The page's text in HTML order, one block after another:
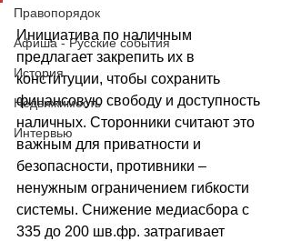
Правопорядок
Афиша - Русские события
История
Недвижимость
Интервью
Инициатива по наличным
предлагает закрепить их в
конституции, чтобы сохранить
финансовую свободу и доступность
наличных. Сторонники считают это
важным для приватности и
безопасности, противники –
ненужным ограничением гибкости
системы. Снижение медиасбора с
335 до 200 шв.фр. затрагивает